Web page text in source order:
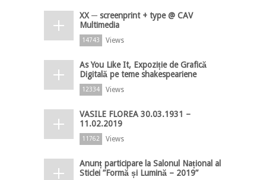
XX ─ screenprint + type @ CAV
Multimedia
14743 Views
As You Like It, Expoziție de Grafică
Digitală pe teme shakespeariene
12334 Views
VASILE FLOREA 30.03.1931 –
11.02.2019
11762 Views
Anunț participare la Salonul Național al
Sticlei ”Formă și Lumină – 2019”